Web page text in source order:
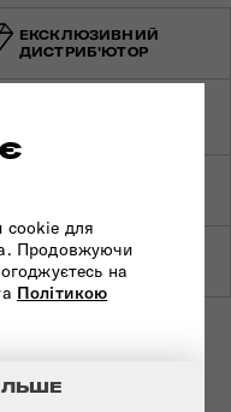
cookie для
Продовжуючи
на
Політикою
ЕКСКЛЮЗИВНИЙ
ДИСТРИБ'ЮТОР
ЕКСПЕРТНА
КОНСУЛЬТАЦІЯ